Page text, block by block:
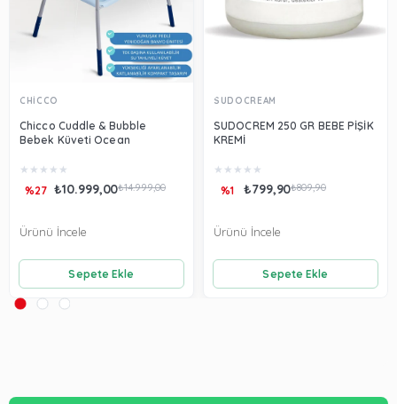
CHİCCO
Chicco Cuddle & Bubble
Bebek Küveti Ocean
★ ★ ★ ★ ★
₺10.999,00₺14.999,00
%27
Sepete Ekle
Ürünü İncele
SUDOCREAM
SUDOCREM 250 GR BEBE PİŞİK
KREMİ
★ ★ ★ ★ ★
₺799,90₺809,90
%1
Sepete Ekle
Ürünü İncele